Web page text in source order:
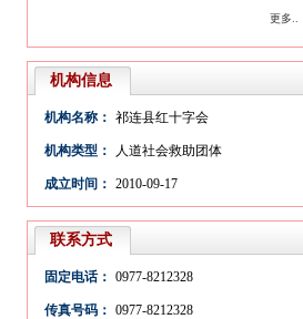
更多..
机构信息
机构名称： 祁连县红十字会
机构类型： 人道社会救助团体
成立时间： 2010-09-17
联系方式
固定电话： 0977-8212328
传真号码： 0977-8212328